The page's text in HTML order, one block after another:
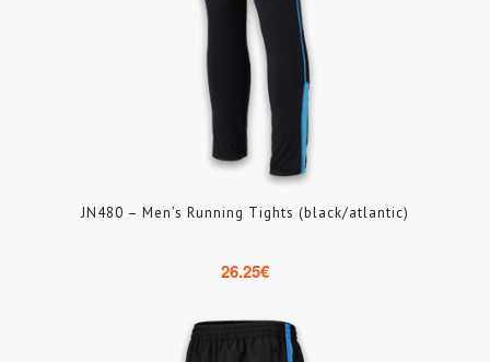
JN480 – Men’s Running Tights (black/atlantic)
26.25€